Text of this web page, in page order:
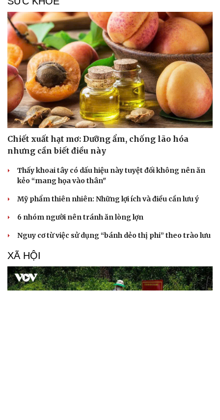
Chiết xuất hạt mơ: Dưỡng ẩm, chống lão hóa
nhưng cần biết điều này
Thấy khoai tây có dấu hiệu này tuyệt đối không nên ăn
kẻo “mang họa vào thân"
Mỹ phẩm thiên nhiên: Những lợi ích và điều cần lưu ý
6 nhóm người nên tránh ăn lòng lợn
Nguy cơ từ việc sử dụng “bánh dẻo thị phi” theo trào lưu
XÃ HỘI